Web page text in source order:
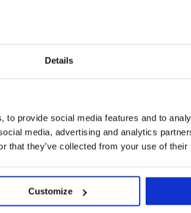
Details
to provide social media features and to
media, advertising and analytics
that they’ve collected from your use of
Customize
4,8
4D изглаждащ
подобни артикули